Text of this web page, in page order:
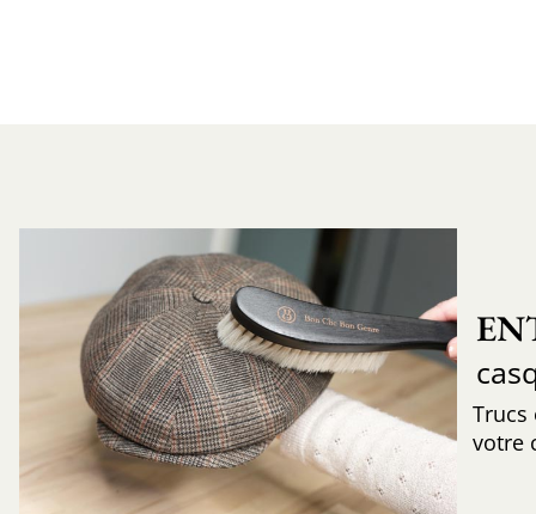
votre